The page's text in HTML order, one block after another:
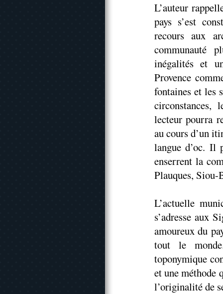
L’auteur
pays s’est
recours aux
communauté
inégalités et
Provence
fontaines et les
circonstances,
lecteur pourra
au cours d’un
langue d’oc. Il
enserrent la
Plauques,
L’actuelle
s’adresse aux
amoureux du
tout le
toponymique
et une méthode
l’originalité de